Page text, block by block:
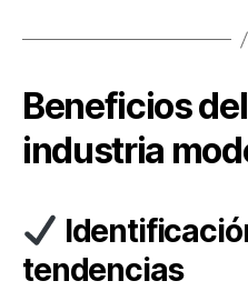
Beneficios
industria
tendencias